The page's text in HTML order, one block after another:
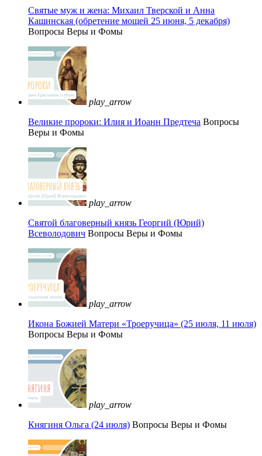
Святые муж и жена: Михаил Тверской и Анна
Кашинская (обретение мощей 25 июня, 5 декабря)
Вопросы Веры и Фомы
play_arrow
Великие пророки: Илия и Иоанн Предтеча Вопросы
Веры и Фомы
play_arrow
Святой благоверный князь Георгий (Юрий)
Всеволодович Вопросы Веры и Фомы
play_arrow
Икона Божией Матери «Троеручица» (25 июля, 11 июля)
Вопросы Веры и Фомы
play_arrow
Княгиня Ольга (24 июля) Вопросы Веры и Фомы